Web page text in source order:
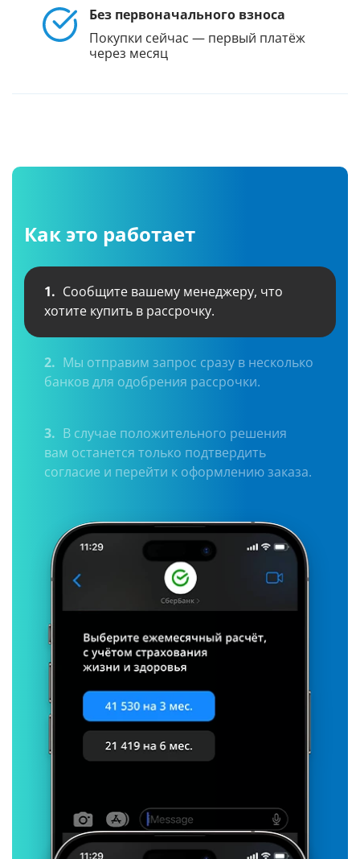
Без первоначального взноса
Покупки сейчас — первый платёж
через месяц
Как это работает
1. Сообщите вашему менеджеру, что
хотите купить в рассрочку.
2. Мы отправим запрос сразу в несколько
банков для одобрения рассрочки.
3. В случае положительного решения
вам останется только подтвердить
согласие и перейти к оформлению заказа.